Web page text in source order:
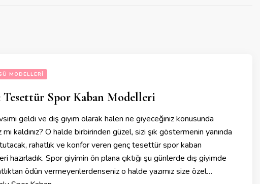
MODELLERI
Tesettür Spor Kaban Modelleri
geldi ve dış giyim olarak halen ne giyeceğiniz konusunda
mı kaldınız? O halde birbirinden güzel, sizi şık göstermenin yanında
tutacak, rahatlık ve konfor veren genç tesettür spor kaban
hazırladık. Spor giyimin ön plana çıktığı şu günlerde dış giyimde
ödün vermeyenlerdenseniz o halde yazımız size özel…